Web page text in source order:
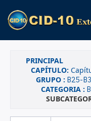
PRINCIPAL
CAPÍTULO:
GRUPO : B25-
CATEGORIA :